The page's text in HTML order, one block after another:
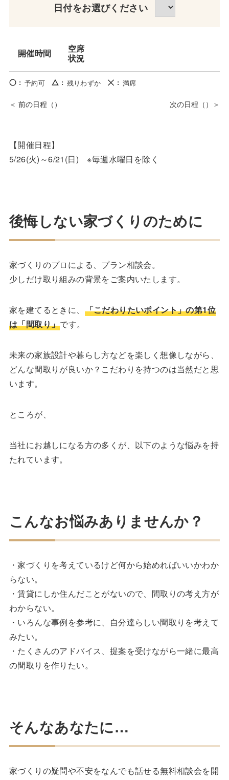
日付をお選びください
開催時間
空席
状況
予約可 残りわずか 満席
【開催日程】
5/26(火)～6/21(日) ※毎週水曜日を除く
後悔しない家づくりのために
家づくりのプロによる、プラン相談会。
少しだけ取り組みの背景をご案内いたします。
家を建てるときに、 「こだわりたいポイント」の第1位
は「間取り」です。
未来の家族設計や暮らし方などを楽しく想像しながら、
どんな間取りが良いか？こだわりを持つのは当然だと思
います。
ところが、
当社にお越しになる方の多くが、以下のような悩みを持
たれています。
こんなお悩みありませんか？
・家づくりを考えているけど何から始めればいいかわか
らない。
・賃貸にしか住んだことがないので、間取りの考え方が
わからない。
・いろんな事例を参考に、自分達らしい間取りを考えて
みたい。
・たくさんのアドバイス、提案を受けながら一緒に最高
の間取りを作りたい。
そんなあなたに…
家づくりの疑問や不安をなんでも話せる無料相談会を開